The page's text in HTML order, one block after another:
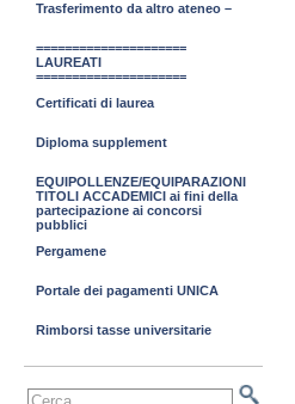
Trasferimento da altro ateneo –
=====================
LAUREATI
=====================
Certificati di laurea
Diploma supplement
EQUIPOLLENZE/EQUIPARAZIONI
TITOLI ACCADEMICI ai fini della
partecipazione ai concorsi
pubblici
Pergamene
Portale dei pagamenti UNICA
Rimborsi tasse universitarie